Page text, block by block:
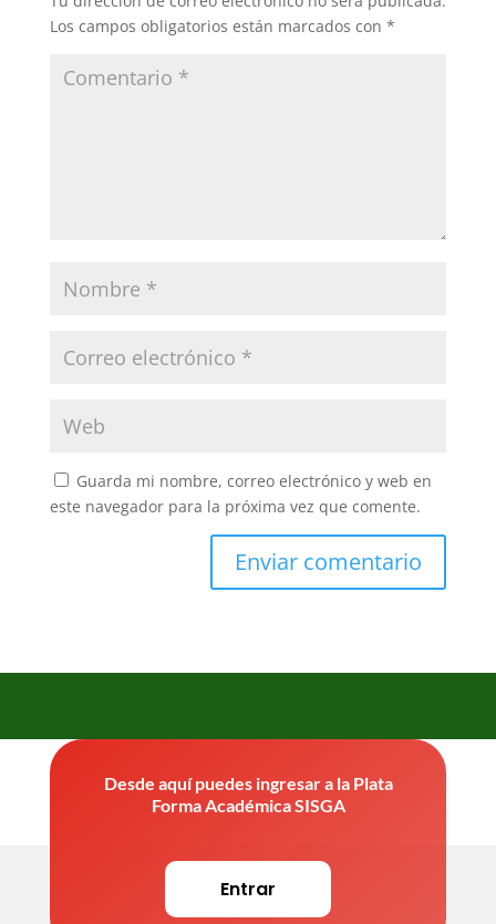
Los campos obligatorios están marcados con *
Guarda mi nombre, correo electrónico y web en
este navegador para la próxima vez que comente.
Desde aquí puedes ingresar a la Plata
Forma Académica SISGA
Entrar